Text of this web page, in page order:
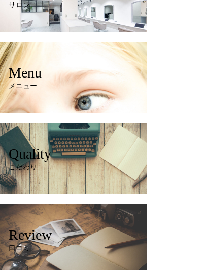
サロン
Menu
メニュー
Quality
こだわり
Review
口コミ